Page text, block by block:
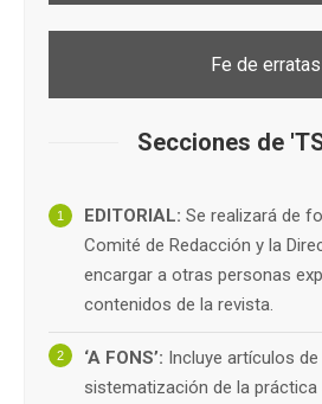
Fe de erratas
Secciones de
EDITORIAL: Se realizará de
Comité de Redacción y la
encargar a otras personas
contenidos de la revista.
‘A FONS’: Incluye artículos
sistematización de la